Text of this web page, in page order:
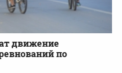
движение
по